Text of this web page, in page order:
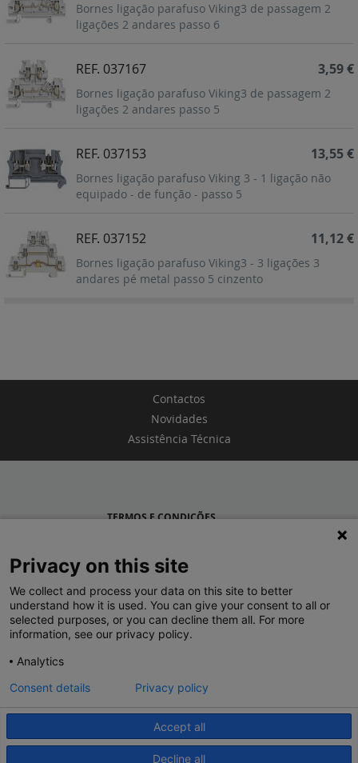
Bornes ligação parafuso Viking3 de passagem 2
ligações 2 andares passo 6
REF. 037167
Bornes ligação parafuso Viking3 de passagem 2
ligações 2 andares passo 5
3,59 €
REF. 037153
Bornes ligação parafuso Viking 3 - 1 ligação não
equipado - de função - passo 5
13,55 €
REF. 037152
Bornes ligação parafuso Viking3 - 3 ligações 3
andares pé metal passo 5 cinzento
11,12 €
Contactos
Novidades
Assistência Técnica
TERMOS E CONDIÇÕES
LEGRAND PORTUGAL
GRUPO LEGRAND NO MUNDO
© 2020 Legrand. Todos os direitos reservados.
Privacy on this site
We collect and process your data on this site to better
understand how it is used. You can give your consent to all or
selected purposes, or you can decline them all. For more
information, see our privacy policy.
Analytics
Accept all
Decline all
Consent details Privacy policy